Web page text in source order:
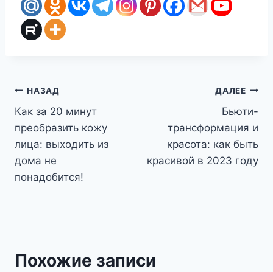
Навигация
по
записям
НАЗАД
Как за 20 минут
преобразить кожу
лица: выходить из
дома не
понадобится!
ДАЛЕЕ
Бьюти-
трансформация и
красота: как быть
красивой в 2023 году
Похожие записи